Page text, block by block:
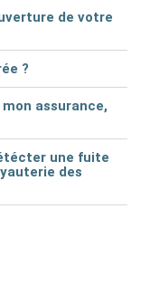
de votre
?
assurance,
une fuite
des